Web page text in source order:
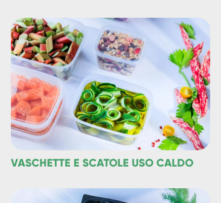
VASCHETTE E SCATOLE USO CALDO